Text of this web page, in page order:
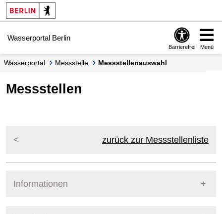
Springe zur Navigation
Springe zum Inhalt
Wasserportal Berlin
Barrierefrei Menü
Wasserportal Messstelle Messstellenauswahl
Messstellen
zurück zur Messstellenliste
Informationen